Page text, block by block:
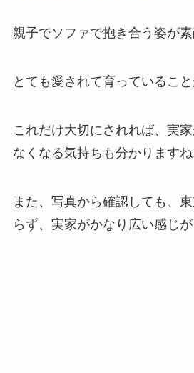
親子でソファで抱き合う姿が素
とても愛されて育っていること
これだけ大切にされれば、実
なくなる気持ちも分かりますね
また、写真から確認しても、
らず、実家がかなり広い感じが